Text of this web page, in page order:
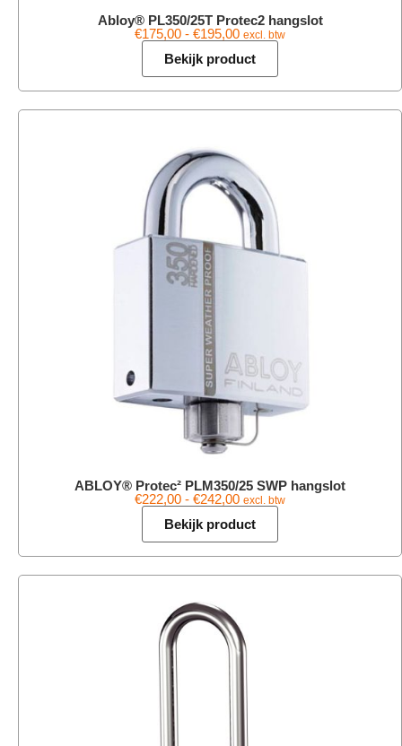
Abloy® PL350/25T Protec2 hangslot
€175,00 - €195,00 excl. btw
Bekijk product
ABLOY® Protec² PLM350/25 SWP hangslot
€222,00 - €242,00 excl. btw
Bekijk product